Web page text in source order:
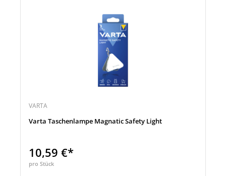
VARTA
Varta Taschenlampe Magnatic Safety Light
10,59 €*
pro Stück